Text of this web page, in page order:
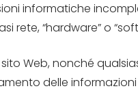
informatiche
rete, “hardware” o
Web, nonché
delle